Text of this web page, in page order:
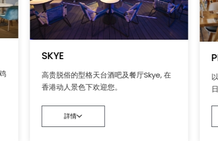
SKYE
高贵脱俗的型格天台酒吧及餐厅Skye, 在
香港动人景色下欢迎您。
詳情